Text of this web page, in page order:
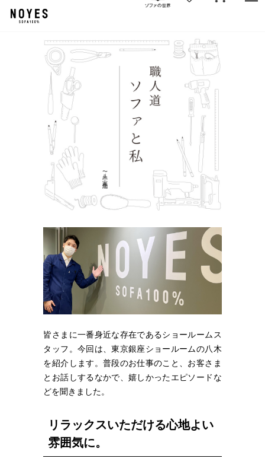
〜八木 宜孝編〜
皆さまに一番身近な存在であるショールームス
タッフ。今回は、東京銀座ショールームの八木
を紹介します。普段のお仕事のこと、お客さま
とお話しするなかで、嬉しかったエピソードな
どを聞きました。
リラックスいただける心地よい
雰囲気に。